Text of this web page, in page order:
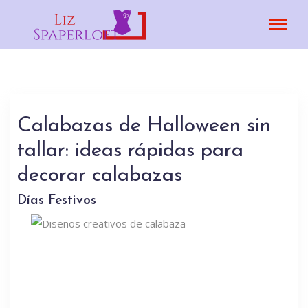
Calabazas de Halloween sin
tallar: ideas rápidas para
decorar calabazas
Días Festivos